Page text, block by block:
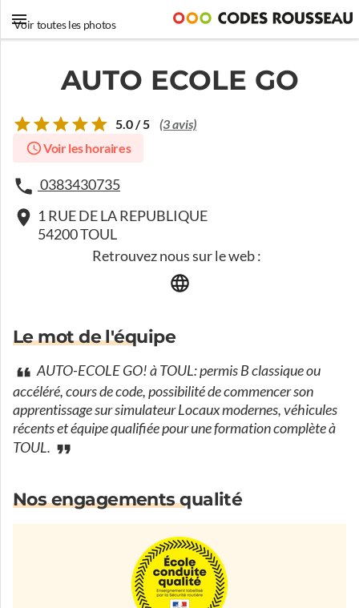
Voir toutes les photos
AUTO ECOLE GO
5.0 / 5 (3 avis)
Voir les horaires
0383430735
1 RUE DE LA REPUBLIQUE
54200 TOUL
Retrouvez nous sur le web :
Le mot de l'équipe
AUTO-ECOLE GO! à TOUL: permis B classique ou
accéléré, cours de code, possibilité de commencer son
apprentissage sur simulateur Locaux modernes, véhicules
récents et équipe qualifiée pour une formation complète à
TOUL.
Nos engagements qualité